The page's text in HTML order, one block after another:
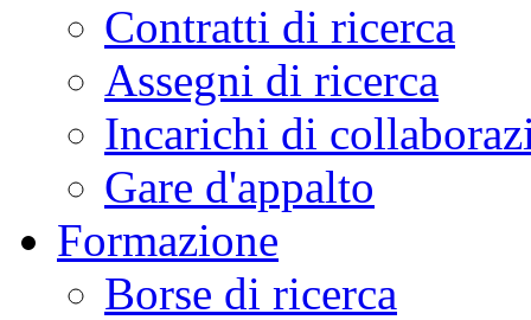
Contratti di ricerca
Assegni di ricerca
Incarichi di
Gare d'appalto
Formazione
Borse di ricerca